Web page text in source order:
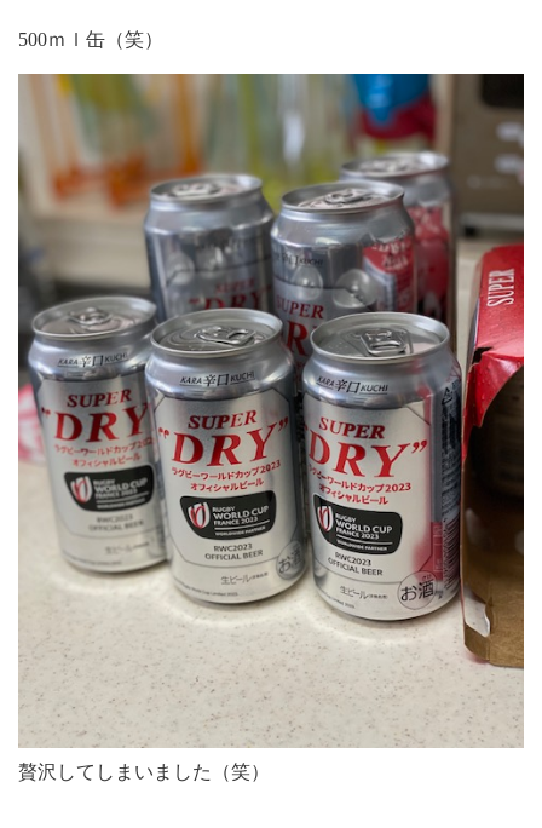
500ｍｌ缶（笑）
贅沢してしまいました（笑）